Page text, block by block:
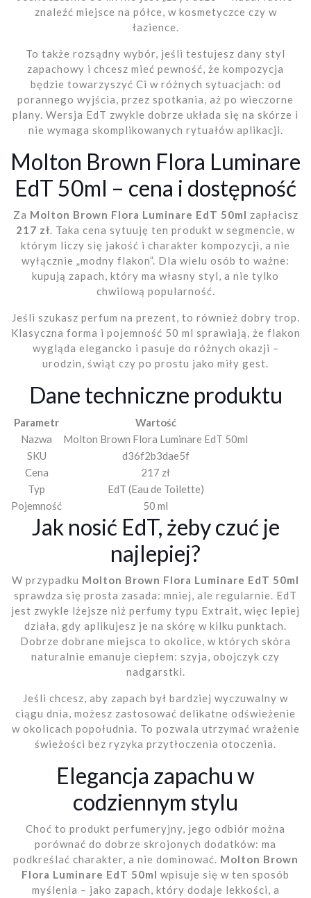
znaleźć miejsce na półce, w kosmetyczce czy w
łazience.
To także rozsądny wybór, jeśli testujesz dany styl
zapachowy i chcesz mieć pewność, że kompozycja
będzie towarzyszyć Ci w różnych sytuacjach: od
porannego wyjścia, przez spotkania, aż po wieczorne
plany. Wersja EdT zwykle dobrze układa się na skórze i
nie wymaga skomplikowanych rytuałów aplikacji.
Molton Brown Flora Luminare
EdT 50ml – cena i dostępność
Za Molton Brown Flora Luminare EdT 50ml zapłacisz
217 zł. Taka cena sytuuję ten produkt w segmencie, w
którym liczy się jakość i charakter kompozycji, a nie
wyłącznie „modny flakon”. Dla wielu osób to ważne:
kupują zapach, który ma własny styl, a nie tylko
chwilową popularność.
Jeśli szukasz perfum na prezent, to również dobry trop.
Klasyczna forma i pojemność 50 ml sprawiają, że flakon
wygląda elegancko i pasuje do różnych okazji –
urodzin, świąt czy po prostu jako miły gest.
Dane techniczne produktu
Parametr
Wartość
Nazwa
Molton Brown Flora Luminare EdT 50ml
SKU
d36f2b3dae5f
Cena
217 zł
Typ
EdT (Eau de Toilette)
Pojemność
50 ml
Jak nosić EdT, żeby czuć je
najlepiej?
W przypadku Molton Brown Flora Luminare EdT 50ml
sprawdza się prosta zasada: mniej, ale regularnie. EdT
jest zwykle lżejsze niż perfumy typu Extrait, więc lepiej
działa, gdy aplikujesz je na skórę w kilku punktach.
Dobrze dobrane miejsca to okolice, w których skóra
naturalnie emanuje ciepłem: szyja, obojczyk czy
nadgarstki.
Jeśli chcesz, aby zapach był bardziej wyczuwalny w
ciągu dnia, możesz zastosować delikatne odświeżenie
w okolicach popołudnia. To pozwala utrzymać wrażenie
świeżości bez ryzyka przytłoczenia otoczenia.
Elegancja zapachu w
codziennym stylu
Choć to produkt perfumeryjny, jego odbiór można
porównać do dobrze skrojonych dodatków: ma
podkreślać charakter, a nie dominować. Molton Brown
Flora Luminare EdT 50ml wpisuje się w ten sposób
myślenia – jako zapach, który dodaje lekkości, a